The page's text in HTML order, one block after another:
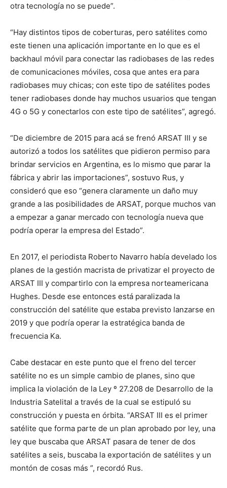
otra tecnología no se puede”.
“Hay distintos tipos de coberturas, pero satélites como
este tienen una aplicación importante en lo que es el
backhaul móvil para conectar las radiobases de las redes
de comunicaciones móviles, cosa que antes era para
radiobases muy chicas; con este tipo de satélites podes
tener radiobases donde hay muchos usuarios que tengan
4G o 5G y conectarlos con este tipo de satélites”, agregó.
“De diciembre de 2015 para acá se frenó ARSAT III y se
autorizó a todos los satélites que pidieron permiso para
brindar servicios en Argentina, es lo mismo que parar la
fábrica y abrir las importaciones”, sostuvo Rus, y
consideró que eso “genera claramente un daño muy
grande a las posibilidades de ARSAT, porque muchos van
a empezar a ganar mercado con tecnología nueva que
podría operar la empresa del Estado”.
En 2017, el periodista Roberto Navarro había develado los
planes de la gestión macrista de privatizar el proyecto de
ARSAT III y compartirlo con la empresa norteamericana
Hughes. Desde ese entonces está paralizada la
construcción del satélite que estaba previsto lanzarse en
2019 y que podría operar la estratégica banda de
frecuencia Ka.
Cabe destacar en este punto que el freno del tercer
satélite no es un simple cambio de planes, sino que
implica la violación de la Ley º 27.208 de Desarrollo de la
Industria Satelital a través de la cual se estipuló su
construcción y puesta en órbita. “ARSAT III es el primer
satélite que forma parte de un plan aprobado por ley, una
ley que buscaba que ARSAT pasara de tener de dos
satélites a seis, buscaba la exportación de satélites y un
montón de cosas más ”, recordó Rus.